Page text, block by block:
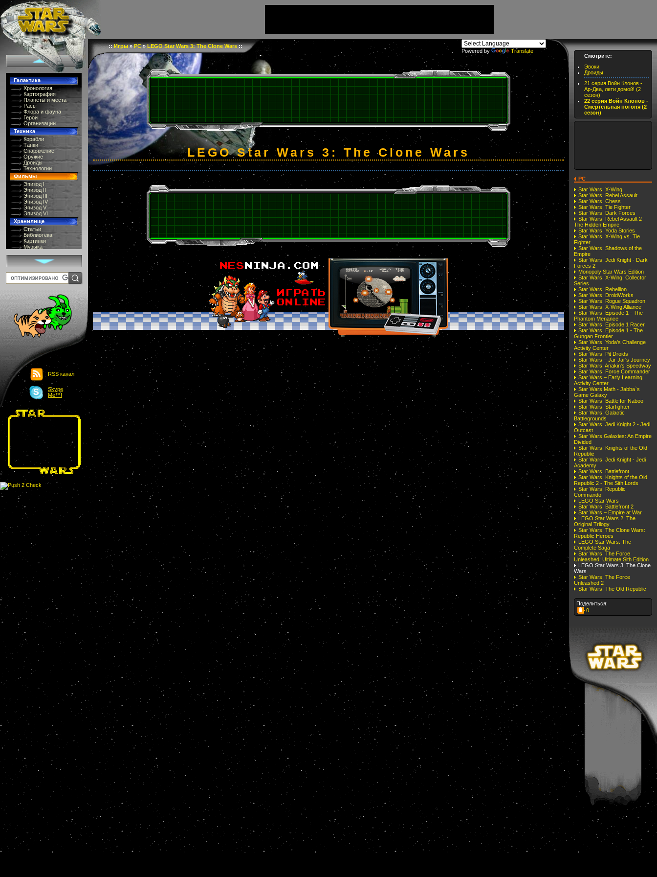
Галактика
Хронология
Картография
Планеты и места
Расы
Флора и фауна
Герои
Организации
Техника
Корабли
Танки
Снаряжение
Оружие
Дроиды
Технологии
Фильмы
Эпизод I
Эпизод II
Эпизод III
Эпизод IV
Эпизод V
Эпизод VI
Хранилище
Статьи
Библиотека
Картинки
Музыка
Терминология
Костюмы
Игры
8 bit
Юмор
Картинки-приколы
Download
Links
Обмен баннерами
О проекте
Обьявления
Чат
RSS канал
Skype
Me™!
::Игры»PC»LEGO Star Wars 3: The Clone Wars::
Powered by
Translate
LEGO Star Wars 3: The Clone Wars
Смотрите:
Эвоки
Дроиды
21 серия Войн Клонов -
Ар-Два, лети домой! (2
сезон)
22 серия Войн Клонов -
Смертельная погоня (2
сезон)
PC
Star Wars: X-Wing
Star Wars: Rebel Assault
Star Wars: Chess
Star Wars: Tie Fighter
Star Wars: Dark Forces
Star Wars: Rebel Assault 2 -
The Hidden Empire
Star Wars: Yoda Stories
Star Wars: X-Wing vs. Tie
Fighter
Star Wars: Shadows of the
Empire
Star Wars: Jedi Knight - Dark
Forces 2
Monopoly Star Wars Edition
Star Wars: X-Wing: Collector
Series
Star Wars: Rebellion
Star Wars: DroidWorks
Star Wars: Rogue Squadron
Star Wars: X-Wing Alliance
Star Wars: Episode 1 - The
Phantom Menance
Star Wars: Episode 1 Racer
Star Wars: Episode 1 - The
Gungan Frontier
Star Wars: Yoda's Challenge
Activity Center
Star Wars: Pit Droids
Star Wars – Jar Jar's Journey
Star Wars: Anakin's Speedway
Star Wars: Force Commander
Star Wars – Early Learning
Activity Center
Star Wars Math - Jabba`s
Game Galaxy
Star Wars: Battle for Naboo
Star Wars: Starfighter
Star Wars: Galactic
Battlegrounds
Star Wars: Jedi Knight 2 - Jedi
Outcast
Star Wars Galaxies: An Empire
Divided
Star Wars: Knights of the Old
Republic
Star Wars: Jedi Knight - Jedi
Academy
Star Wars: Battlefront
Star Wars: Knights of the Old
Republic 2 - The Sith Lords
Star Wars: Republic
Commando
LEGO Star Wars
Star Wars: Battlefront 2
Star Wars – Empire at War
LEGO Star Wars 2: The
Original Trilogy
Star Wars: The Clone Wars:
Republic Heroes
LEGO Star Wars: The
Complete Saga
Star Wars: The Force
Unleashed: Ultimate Sith Edition
LEGO Star Wars 3: The Clone
Wars
Star Wars: The Force
Unleashed 2
Star Wars: The Old Republic
Поделиться:
0